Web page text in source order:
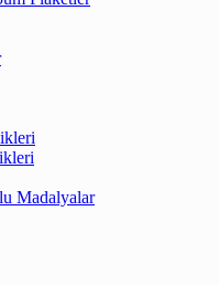
Madalyalar